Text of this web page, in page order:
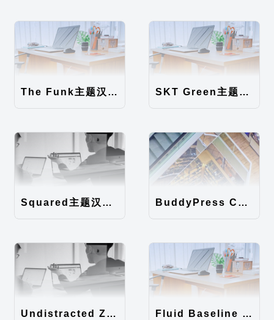
The Funk主题汉化包 SKT Green主题汉化包
Squared主题汉化包 BuddyPress Colours主题汉化包
Undistracted Zen主题汉化包 Fluid Baseline Grid主题汉化包